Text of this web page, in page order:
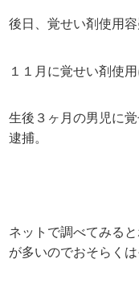
後日、覚せい剤使用容
１１月に覚せい剤使
生後３ヶ月の男児に
逮捕。
ネットで調べてみる
が多いのでおそらく